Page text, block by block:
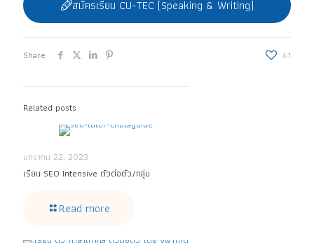
สมัครเรียน CU-TEC (Speaking & Writing)
Share 61
Related posts
มกราคม 22, 2023
เรียน SEO Intensive ตัวต่อตัว/กลุ่ม
Read more